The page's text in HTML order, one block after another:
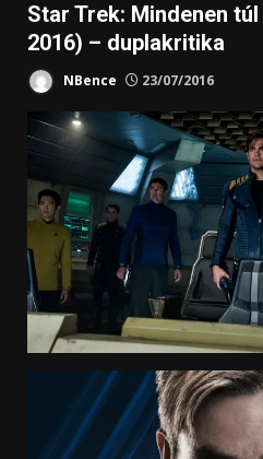
Star Trek: Mindenen
2016) – duplakritika
NBence 23/07/2016